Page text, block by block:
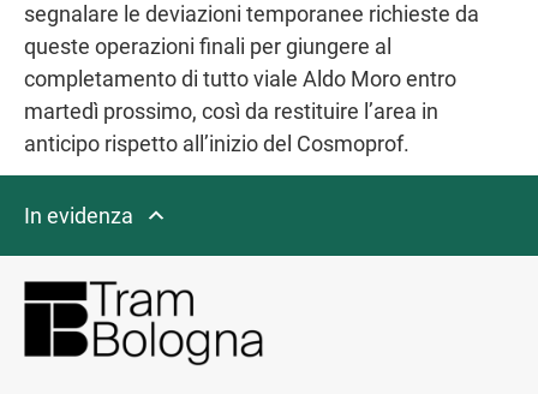
segnalare le deviazioni temporanee richieste da
queste operazioni finali per giungere al
completamento di tutto viale Aldo Moro entro
martedì prossimo, così da restituire l’area in
anticipo rispetto all’inizio del Cosmoprof.
In evidenza